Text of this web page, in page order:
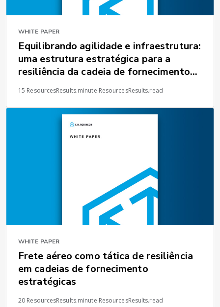
WHITE PAPER
Equilibrando agilidade e infraestrutura:
uma estrutura estratégica para a
resiliência da cadeia de fornecimento
global
15 ResourcesResults.minute ResourcesResults.read
WHITE PAPER
Frete aéreo como tática de resiliência
em cadeias de fornecimento
estratégicas
20 ResourcesResults.minute ResourcesResults.read